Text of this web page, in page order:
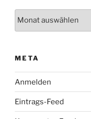
META
Anmelden
Eintrags-Feed